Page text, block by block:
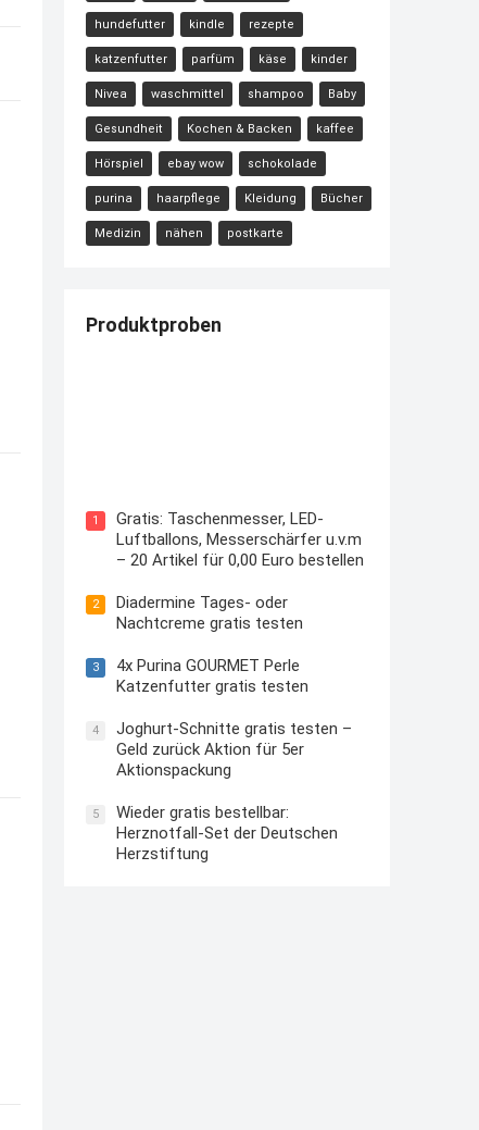
hundefutter kindle rezepte
katzenfutter parfüm käse kinder
Nivea waschmittel shampoo Baby
Gesundheit Kochen & Backen kaffee
Hörspiel ebay wow schokolade
purina haarpflege Kleidung Bücher
Medizin nähen postkarte
Produktproben
1
Gratis: Taschenmesser, LED-
Luftballons, Messerschärfer u.v.m
– 20 Artikel für 0,00 Euro bestellen
2
Diadermine Tages- oder
Nachtcreme gratis testen
3
4x Purina GOURMET Perle
Katzenfutter gratis testen
4
Joghurt-Schnitte gratis testen –
Geld zurück Aktion für 5er
Aktionspackung
5
Wieder gratis bestellbar:
Herznotfall-Set der Deutschen
Herzstiftung